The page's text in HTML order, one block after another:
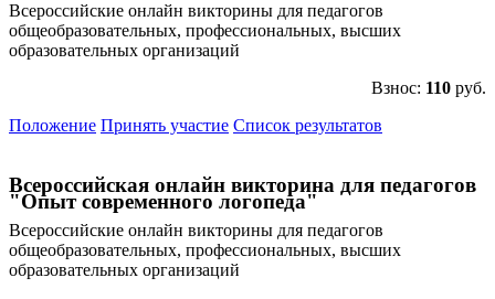
Всероссийские онлайн викторины для педагогов
общеобразовательных, профессиональных, высших
образовательных организаций
Взнос: 110 руб.
Положение Принять участие Список результатов
Всероссийская онлайн викторина для педагогов
"Опыт современного логопеда"
Всероссийские онлайн викторины для педагогов
общеобразовательных, профессиональных, высших
образовательных организаций